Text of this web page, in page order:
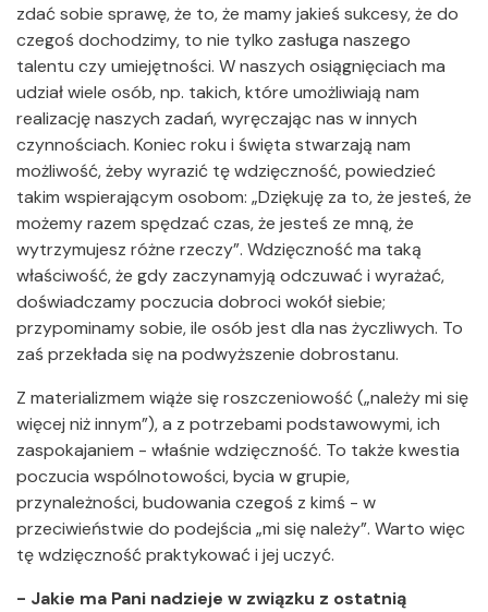
zdać sobie sprawę, że to, że mamy jakieś sukcesy, że do
czegoś dochodzimy, to nie tylko zasługa naszego
talentu czy umiejętności. W naszych osiągnięciach ma
udział wiele osób, np. takich, które umożliwiają nam
realizację naszych zadań, wyręczając nas w innych
czynnościach. Koniec roku i święta stwarzają nam
możliwość, żeby wyrazić tę wdzięczność, powiedzieć
takim wspierającym osobom: „Dziękuję za to, że jesteś, że
możemy razem spędzać czas, że jesteś ze mną, że
wytrzymujesz różne rzeczy”. Wdzięczność ma taką
właściwość, że gdy zaczynamyją odczuwać i wyrażać,
doświadczamy poczucia dobroci wokół siebie;
przypominamy sobie, ile osób jest dla nas życzliwych. To
zaś przekłada się na podwyższenie dobrostanu.
Z materializmem wiąże się roszczeniowość („należy mi się
więcej niż innym”), a z potrzebami podstawowymi, ich
zaspokajaniem - właśnie wdzięczność. To także kwestia
poczucia wspólnotowości, bycia w grupie,
przynależności, budowania czegoś z kimś - w
przeciwieństwie do podejścia „mi się należy”. Warto więc
tę wdzięczność praktykować i jej uczyć.
- Jakie ma Pani nadzieje w związku z ostatnią